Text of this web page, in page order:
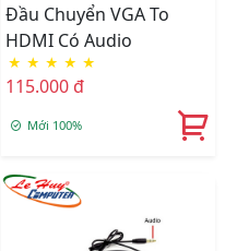
Đầu Chuyển VGA To
HDMI Có Audio
★ ★ ★ ★ ★
115.000 đ
Mới 100%